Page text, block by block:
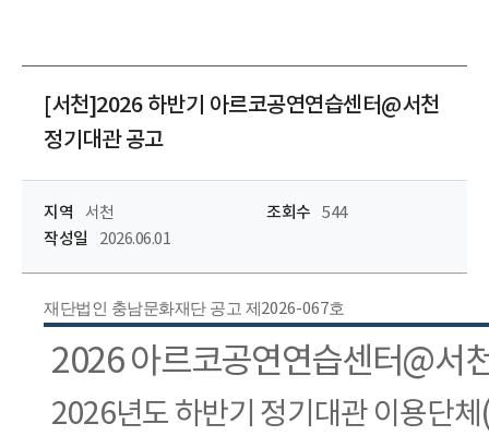
[서천]2026 하반기 아르코공연연습센터@서천
정기대관 공고
지역 서천 조회수
544
작성일
2026.06.01
재단법인 충남문화재단 공고 제 2026-067호
2026아르코공연연습센터@서
2026년도 하반기 정기대관 이용단체